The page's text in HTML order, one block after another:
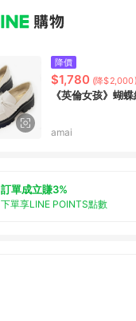
降價
$1,780 (降$2,000)
《英倫女孩》蝴
amai
訂單成立賺3%
下單享LINE POINTS點數